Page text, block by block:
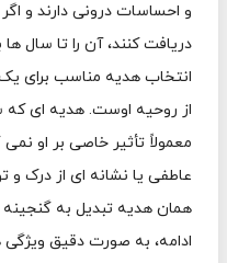
و احساسات درونی دارند و
دریافت کنند، آن را تا سال
انتخاب هدیه مناسب برای
از روحیه اوست. هدیه ای
معمولاً تأثیر خاصی بر او
عاطفی یا نشانه ای از درک
همان هدیه تبدیل به
ادامه، به صورت دقیق